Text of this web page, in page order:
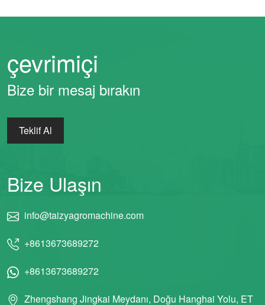
çevrimiçi
Bize bir mesaj bırakın
Teklif Al
Bize Ulaşın
info@taizyagromachine.com
+8613673689272
+8613673689272
Zhengshang Jingkai Meydanı, Doğu Hanghai Yolu, ET